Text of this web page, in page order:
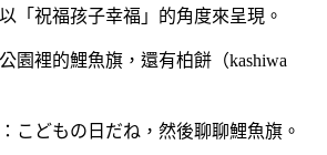
「祝福孩子幸福」的角度來呈現。
園裡的鯉魚旗，還有柏餅（kashiwa
こどもの日だね，然後聊聊鯉魚旗。